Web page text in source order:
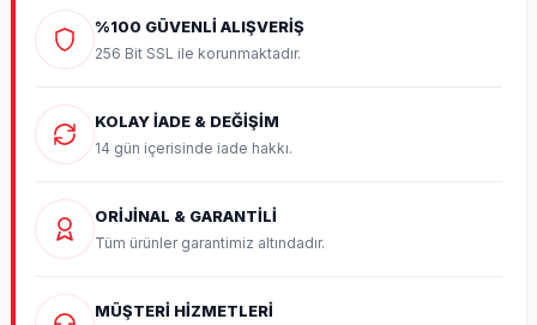
%100 GÜVENLİ ALIŞVERİŞ
256 Bit SSL ile korunmaktadır.
KOLAY İADE & DEĞİŞİM
14 gün içerisinde iade hakkı.
ORİJİNAL & GARANTİLİ
Tüm ürünler garantimiz altındadır.
MÜŞTERİ HİZMETLERİ